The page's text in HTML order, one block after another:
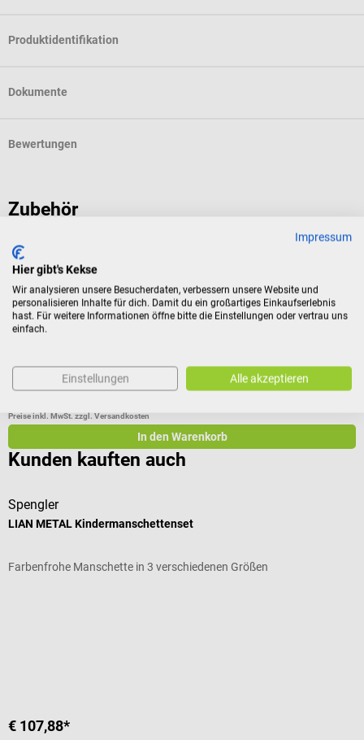
Produktidentifikation
Dokumente
Bewertungen
Zubehör
1m4
Manschetten-Schutzstreifen
Zur hygienischen Anwendung von Blutdruckmanschetten
€ 8,34*
Preise inkl. MwSt. zzgl. Versandkosten
In den Warenkorb
Kunden kauften auch
Spengler
LIAN METAL Kindermanschettenset
Farbenfrohe Manschette in 3 verschiedenen Größen
€ 107,88*
Impressum
Hier gibt's Kekse
Wir analysieren unsere Besucherdaten, verbessern unsere Website und
personalisieren Inhalte für dich. Damit du ein großartiges Einkaufserlebnis
hast. Für weitere Informationen öffne bitte die Einstellungen oder vertrau uns
einfach.
Einstellungen Alle akzeptieren